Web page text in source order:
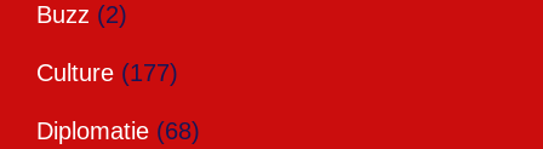
Buzz (2)
Culture (177)
Diplomatie (68)